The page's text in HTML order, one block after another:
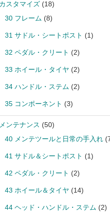
スタマイズ(18)
30 フレーム (8)
31 サドル・シートポスト (1)
32 ペダル・クリート (2)
33 ホイール・タイヤ (2)
34 ハンドル・ステム (2)
35 コンポーネント (3)
ンテナンス (50)
40 メンテツールと日常の手入れ
41 サドル＆シートポスト (1)
42 ペダル・クリート (2)
43 ホイール＆タイヤ (14)
44 ヘッド・ハンドル・ステム (2)